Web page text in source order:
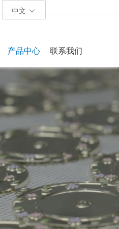
中文
产品中心 联系我们